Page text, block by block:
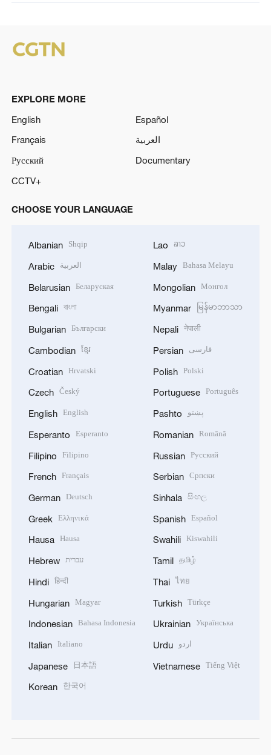
EXPLORE MORE
English
Español
Français
العربية
Русский
Documentary
CCTV+
CHOOSE YOUR LANGUAGE
Albanian Shqip
Arabic العربية
Belarusian Беларуская
Bengali বাংলা
Bulgarian Български
Cambodian ខ្មែរ
Croatian Hrvatski
Czech Český
English English
Esperanto Esperanto
Filipino Filipino
French Français
German Deutsch
Greek Ελληνικά
Hausa Hausa
Hebrew עברית
Hindi हिन्दी
Hungarian Magyar
Indonesian Bahasa Indonesia
Italian Italiano
Japanese 日本語
Korean 한국어
Lao ລາວ
Malay Bahasa Melayu
Mongolian Монгол
Myanmar မြန်မာဘာသာ
Nepali नेपाली
Persian فارسی
Polish Polski
Portuguese Português
Pashto پښتو
Romanian Română
Russian Русский
Serbian Српски
Sinhala සිංහල
Spanish Español
Swahili Kiswahili
Tamil தமிழ்
Thai ไทย
Turkish Türkçe
Ukrainian Українська
Urdu اردو
Vietnamese Tiếng Việt